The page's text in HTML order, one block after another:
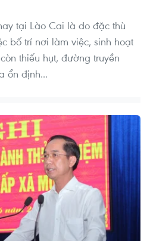
tại Lào Cai là do đặc thù
bố trí nơi làm việc, sinh hoạt
thiếu hụt, đường truyền
ổn định...